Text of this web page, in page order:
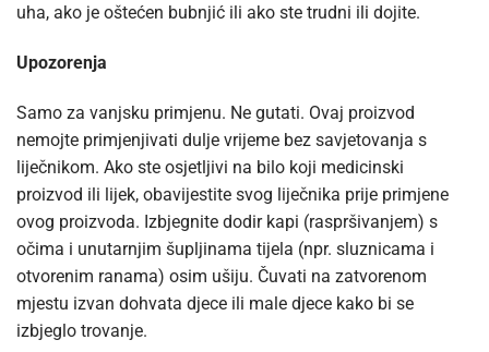
uha, ako je oštećen bubnjić ili ako ste trudni ili dojite.
Upozorenja
Samo za vanjsku primjenu. Ne gutati. Ovaj proizvod
nemojte primjenjivati dulje vrijeme bez savjetovanja s
liječnikom. Ako ste osjetljivi na bilo koji medicinski
proizvod ili lijek, obavijestite svog liječnika prije primjene
ovog proizvoda. Izbjegnite dodir kapi (raspršivanjem) s
očima i unutarnjim šupljinama tijela (npr. sluznicama i
otvorenim ranama) osim ušiju. Čuvati na zatvorenom
mjestu izvan dohvata djece ili male djece kako bi se
izbjeglo trovanje.